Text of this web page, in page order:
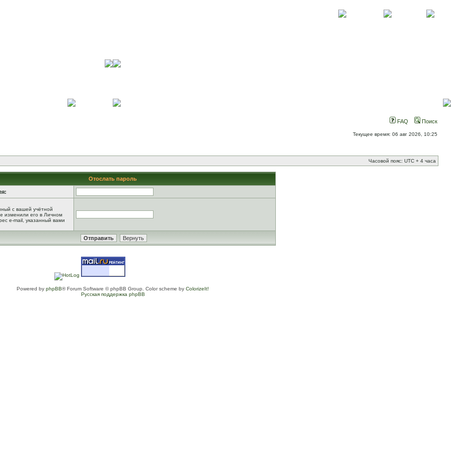
FAQ Поиск
Текущее время: 06 авг 2026, 10:25
Часовой пояс: UTC + 4 часа
Отослать пароль
с вашей учётной
изменили его в Личном
e-mail, указанный вами
Powered by phpBB® Forum Software © phpBB Group. Color scheme by ColorizeIt!
Русская поддержка phpBB